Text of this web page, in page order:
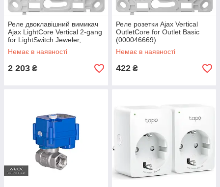
Реле двоклавішний вимикач
Ajax LightCore Vertical 2-gang
for LightSwitch Jeweler,
бездротовий (000046127)
Немає в наявності
2 203 ₴
Реле розетки Ajax Vertical
OutletCore for Outlet Basic
(000046669)
Немає в наявності
422 ₴